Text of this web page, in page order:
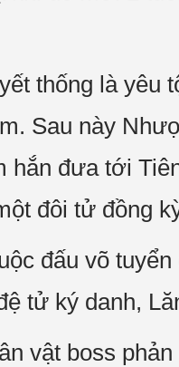
thống là yêu
Sau này
hắn đưa tới
đôi tử đồng
đấu võ
tử ký danh,
vật boss